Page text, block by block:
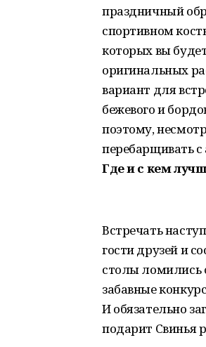
праздничный
спортивном
которых вы
оригинальных
вариант для
бежевого и
поэтому,
перебарщивать с
Где и с кем
Встречать
гости друзей и
столы ломились
забавные
И обязательно
подарит Свинья